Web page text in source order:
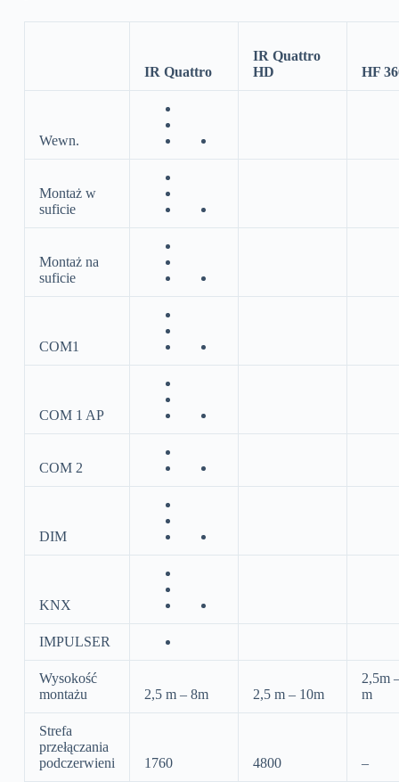
IR Quattro
IR Quattro
HD
HF
Wewn.
Montaż w
suficie
Montaż na
suficie
COM1
COM 1 AP
COM 2
DIM
KNX
IMPULSER
Wysokość
montażu
2,5 m – 8m 2,5 m – 10m
2,5m
m
Strefa
przełączania
podczerwieni
1760 4800 –